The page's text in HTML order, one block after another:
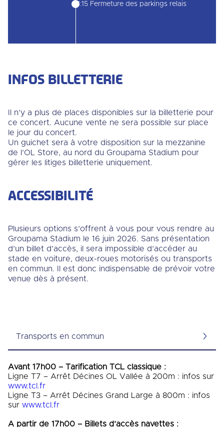
01:15 Fermeture des parkings relais
INFOS BILLETTERIE
Il n’y a plus de places disponibles sur la billetterie pour
ce concert. Aucune vente ne sera possible sur place
le jour du concert.
Un guichet sera à votre disposition sur la mezzanine
de l’OL Store, au nord du Groupama Stadium pour
gérer les litiges billetterie uniquement.
ACCESSIBILITÉ
Plusieurs options s’offrent à vous pour vous rendre au
Groupama Stadium le 16 juin 2026. Sans présentation
d’un billet d’accès, il sera impossible d’accéder au
stade en voiture, deux-roues motorisés ou transports
en commun. Il est donc indispensable de prévoir votre
venue dès à présent.
Transports en commun
Avant 17h00 – Tarification TCL classique :
Ligne T7 – Arrêt Décines OL Vallée à 200m : infos sur
www.tcl.fr
Ligne T3 – Arrêt Décines Grand Large à 800m : infos
sur www.tcl.fr
A partir de 17h00 – Billets d’accès navettes :